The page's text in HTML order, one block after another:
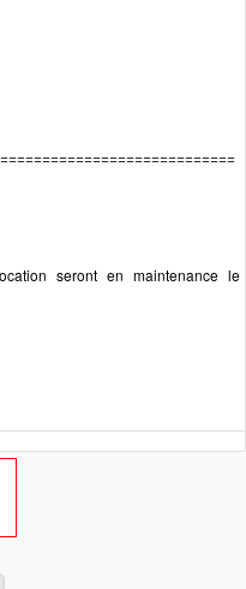
seront en maintenance le